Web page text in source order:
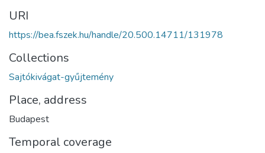
URI
https://bea.fszek.hu/handle/20.500.14711/131978
Collections
Sajtókivágat-gyűjtemény
Place, address
Budapest
Temporal coverage